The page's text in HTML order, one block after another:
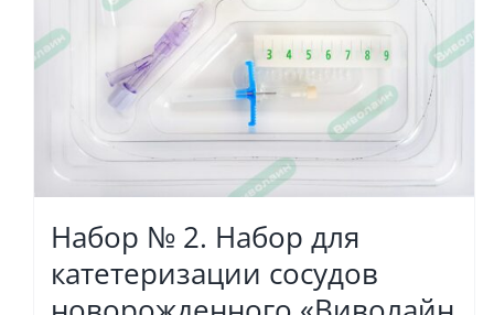
Набор № 2. Набор для
катетеризации сосудов